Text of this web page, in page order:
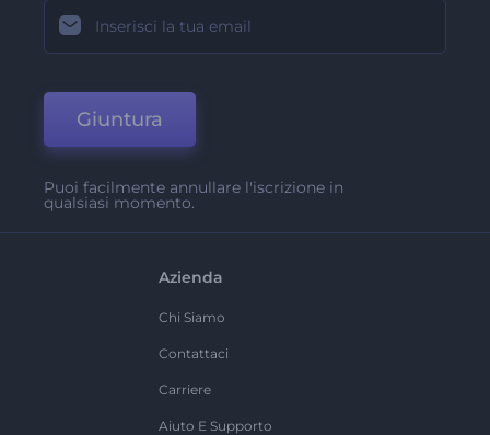
Giuntura
Puoi facilmente annullare l'iscrizione in
qualsiasi momento.
Azienda
Chi Siamo
Contattaci
Carriere
Aiuto E Supporto